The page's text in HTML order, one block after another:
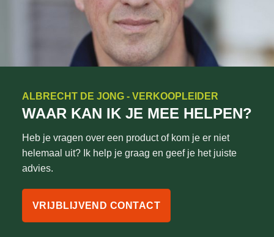
ALBRECHT DE JONG - VERKOOPLEIDER
WAAR KAN IK JE MEE HELPEN?
Heb je vragen over een product of kom je er niet
helemaal uit? Ik help je graag en geef je het juiste
advies.
VRIJBLIJVEND CONTACT